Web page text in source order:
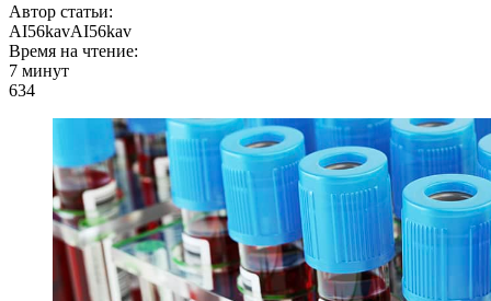
Автор статьи:
AI56kavAI56kav
Время на чтение:
7 минут
634